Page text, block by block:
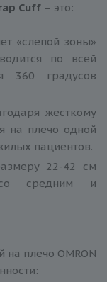
Cuff – это:
«слепой зоны»
по всей
360 градусов
жесткому
на плечо одной
пациентов.
22-42 см
средним и
плечо OMRON